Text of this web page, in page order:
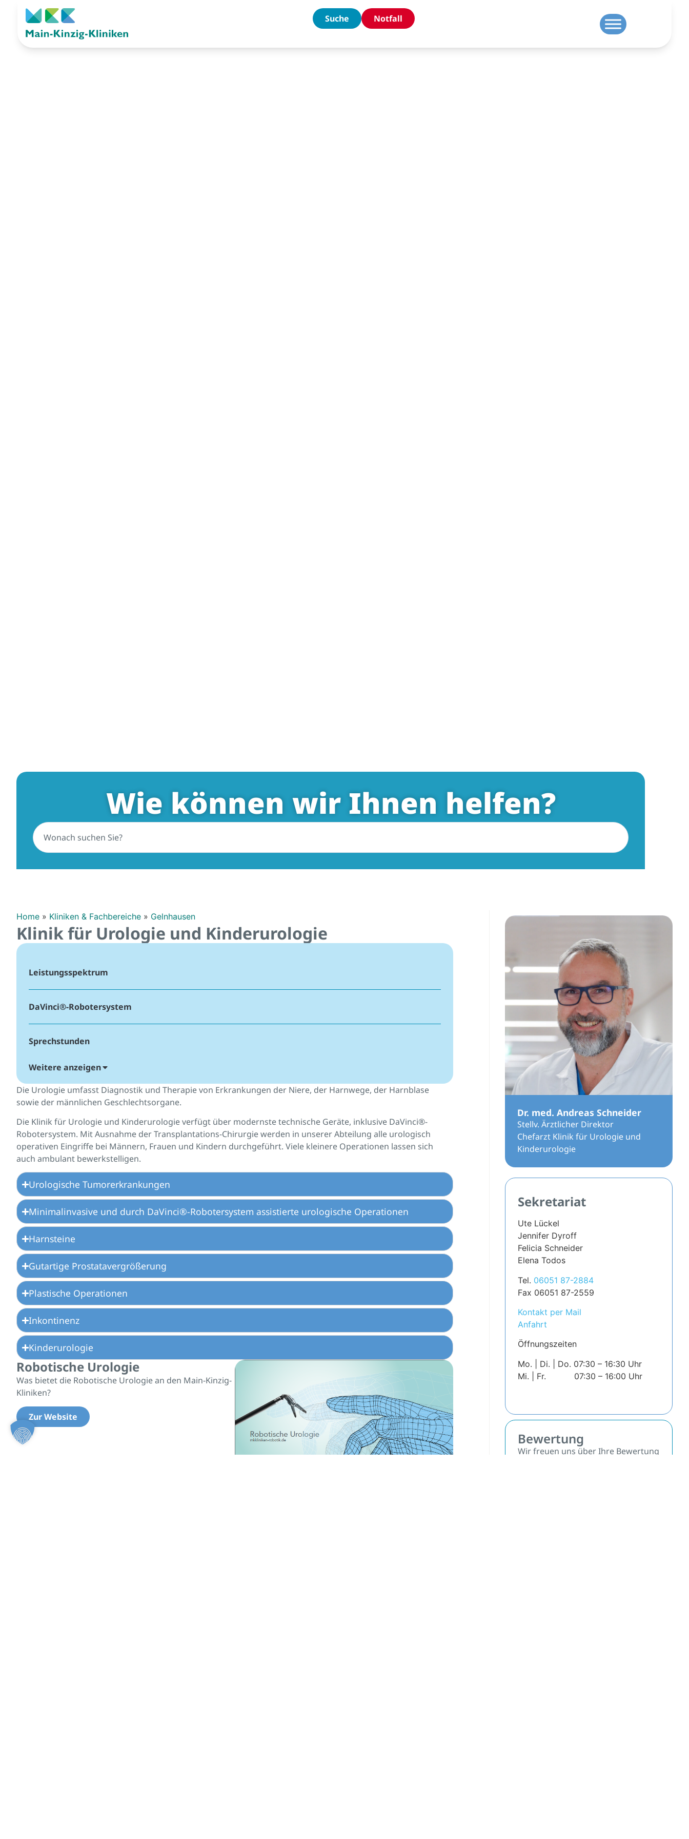
Suche Notfall
Wie können wir Ihnen helfen?
Home » Kliniken & Fachbereiche » Gelnhausen
Klinik für Urologie und Kinderurologie
Leistungsspektrum
DaVinci®-Robotersystem
Sprechstunden
Weitere anzeigen
Die Urologie umfasst Diagnostik und Therapie von Erkrankungen der Niere, der Harnwege, der Harnblase
sowie der männlichen Geschlechtsorgane.
Die Klinik für Urologie und Kinderurologie verfügt über modernste technische Geräte, inklusive DaVinci®-
Robotersystem. Mit Ausnahme der Transplantations-Chirurgie werden in unserer Abteilung alle urologisch
operativen Eingriffe bei Männern, Frauen und Kindern durchgeführt. Viele kleinere Operationen lassen sich
auch ambulant bewerkstelligen.
Urologische Tumorerkrankungen
Minimalinvasive und durch DaVinci®-Robotersystem assistierte urologische Operationen
Harnsteine
Gutartige Prostatavergrößerung
Plastische Operationen
Inkontinenz
Kinderurologie
Robotische Urologie
Was bietet die Robotische Urologie an den Main-Kinzig-
Kliniken?
Zur Website
Dr. med. Andreas Schneider
Stellv. Ärztlicher Direktor
Chefarzt Klinik für Urologie und
Kinderurologie
Sekretariat
Ute Lückel
Jennifer Dyroff
Felicia Schneider
Elena Todos
Tel. 06051 87-2884
Fax 06051 87-2559
Kontakt per Mail
Anfahrt
Öffnungszeiten
Mo. | Di. | Do. 07:30 – 16:30 Uhr
Mi. | Fr. 07:30 – 16:00 Uhr
Bewertung
Wir freuen uns über Ihre Bewertung